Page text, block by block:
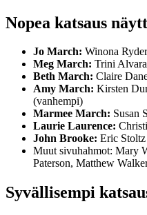
Nopea katsaus
Jo March: Winona
Meg March: Trini
Beth March: Claire
Amy March: Kirsten
(vanhempi)
Marmee March: Susan
Laurie Laurence:
John Brooke: Eric Stoltz
Muut sivuhahmot: Mary
Paterson, Matthew
Syvällisempi